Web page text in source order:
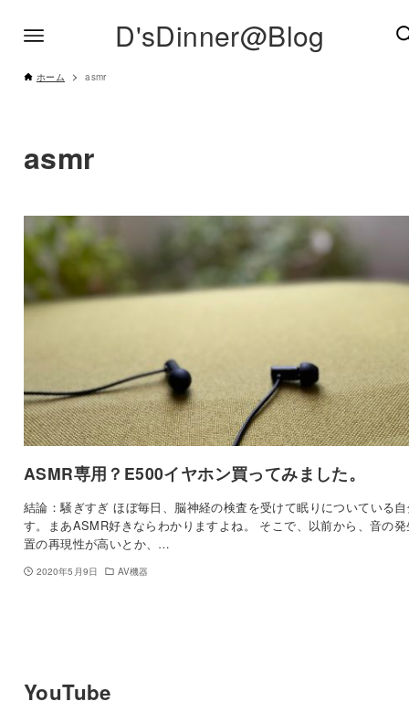
D'sDinner@Blog
ホーム asmr
asmr
ASMR専用？E500イヤホン買ってみました。
結論：騒ぎすぎ ほぼ毎日、脳神経の検査を受けて眠りについている
す。まあASMR好きならわかりますよね。 そこで、以前から、音の
置の再現性が高いとか、…
2020年5月9日 AV機器
YouTube